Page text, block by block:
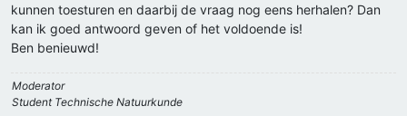
kunnen toesturen en daarbij de vraag nog eens herhalen? Dan
kan ik goed antwoord geven of het voldoende is!
Ben benieuwd!
Moderator
Student Technische Natuurkunde